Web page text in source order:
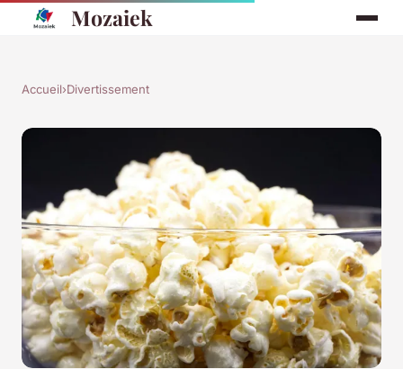
Mozaiek
Accueil›Divertissement